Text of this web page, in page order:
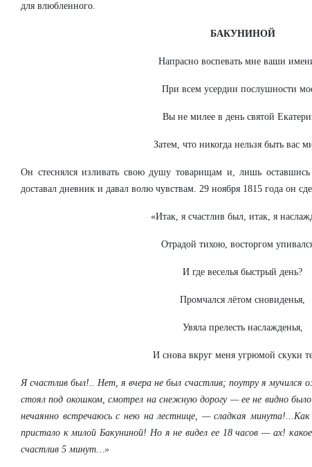
для влюбленного.
БАКУНИНОЙ
Напрасно воспевать мне ваши
При всем усердии послушности
Вы не милее в день святой
Затем, что никогда нельзя быть вас
Он стеснялся изливать свою душу товарищам и, лишь оставшись
доставал дневник и давал волю чувствам. 29 ноября 1815 года он
«Итак, я счастлив был, итак, я
Отрадой тихою, восторгом
И где веселья быстрый день?
Промчался лётом сновиденья,
Увяла прелесть наслажденья,
И снова вкруг меня угрюмой скуки
Я счастлив был!.. Нет, я вчера не был счастлив; поутру я мучился
стоял под окошком, смотрел на снежную дорогу — ее не видно
нечаянно встречаюсь с нею на лестнице, — сладкая
пристало к милой Бакуниной! Но я не видел ее 18 часов — ах!
счастлив 5 минут…»